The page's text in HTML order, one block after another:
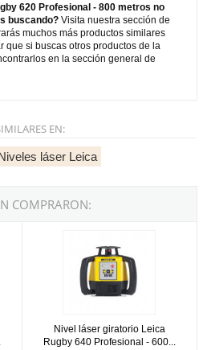
620 Profesional - 800 metros no
buscando? Visita nuestra sección de
muchos más productos similares
que si buscas otros productos de la
en la sección general de
EN:
láser Leica
COMPRARON:
Nivel láser giratorio Leica
Rugby 640 Profesional - 600...